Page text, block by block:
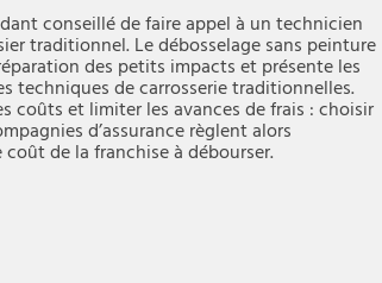
conseillé de faire appel à un technicien
traditionnel. Le débosselage sans peinture
des petits impacts et présente les
techniques de carrosserie traditionnelles.
coûts et limiter les avances de frais : choisir
d’assurance règlent alors
de la franchise à débourser.